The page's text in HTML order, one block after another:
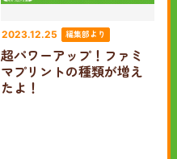
2023.12.25 編集部より
超パワーアップ！ファミ
マプリントの種類が増え
たよ！